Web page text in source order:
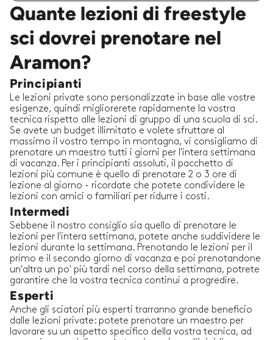
Quante lezioni di freestyle
sci dovrei prenotare nel
Aramon?
Principianti
Le lezioni private sono personalizzate in base alle vostre
esigenze, quindi migliorerete rapidamente la vostra
tecnica rispetto alle lezioni di gruppo di una scuola di sci.
Se avete un budget illimitato e volete sfruttare al
massimo il vostro tempo in montagna, vi consigliamo di
prenotare un maestro tutti i giorni per l'intera settimana
di vacanza. Per i principianti assoluti, il pacchetto di
lezioni più comune è quello di prenotare 2 o 3 ore di
lezione al giorno - ricordate che potete condividere le
lezioni con amici o familiari per ridurre i costi.
Intermedi
Sebbene il nostro consiglio sia quello di prenotare le
lezioni per l'intera settimana, potete anche suddividere le
lezioni durante la settimana. Prenotando le lezioni per il
primo e il secondo giorno di vacanza e poi prenotandone
un'altra un po' più tardi nel corso della settimana, potrete
garantire che la vostra tecnica continui a progredire.
Esperti
Anche gli sciatori più esperti trarranno grande beneficio
dalle lezioni private: potete prenotare un maestro per
lavorare su un aspetto specifico della vostra tecnica, ad